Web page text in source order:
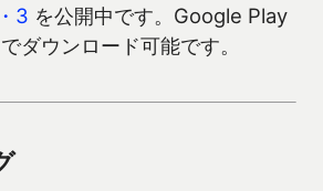
3 を公開中です。Google Play
ダウンロード可能です。